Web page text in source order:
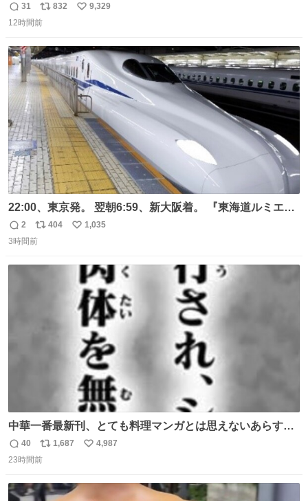
返
信
31
リ
ポ
ト
数
832
い
数
9,329
12時間前
22:00、東京発。 翌朝6:59、新大阪着。 『東海道ルミエー
ルエクスプレス』が今夜、初運行！ 岐阜羽島駅で夜を越す
東海道新幹線。寝台列車じゃないのに、朝まで新幹線とい
返
信
2
リ
ポ
404
い
1,035
3時間前
中華一番最新刊、とても料理マンガとは思えないあらすじ
の書き出ししてて最高
返
信
40
リ
ポ
ト
1,687
い
数
4,987
23時間前